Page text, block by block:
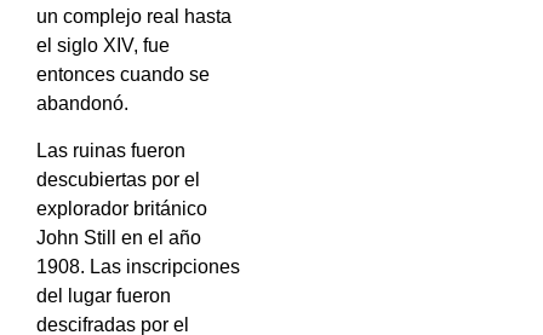
un complejo real hasta
el siglo XIV, fue
entonces cuando se
abandonó.
Las ruinas fueron
descubiertas por el
explorador británico
John Still en el año
1908. Las inscripciones
del lugar fueron
descifradas por el